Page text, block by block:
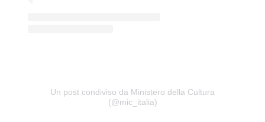
Un post condiviso da Ministero della Cultura
(@mic_italia)